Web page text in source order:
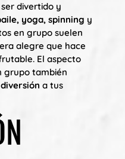
divertido y
yoga, spinning y
en grupo suelen
alegre que hace
El aspecto
grupo también
a tus